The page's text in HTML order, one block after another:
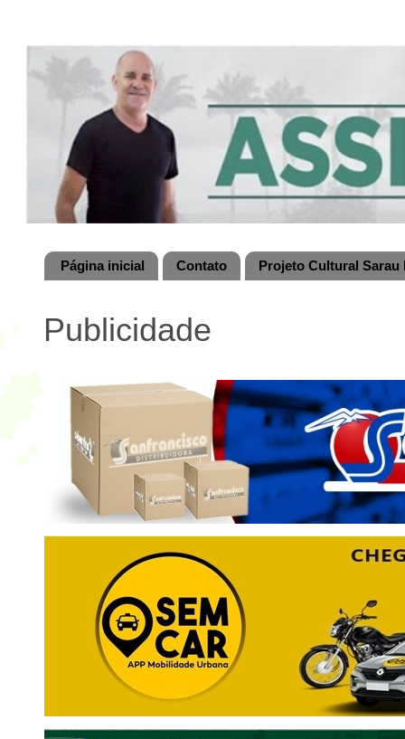
Página inicial Contato Projeto Cultural
Publicidade